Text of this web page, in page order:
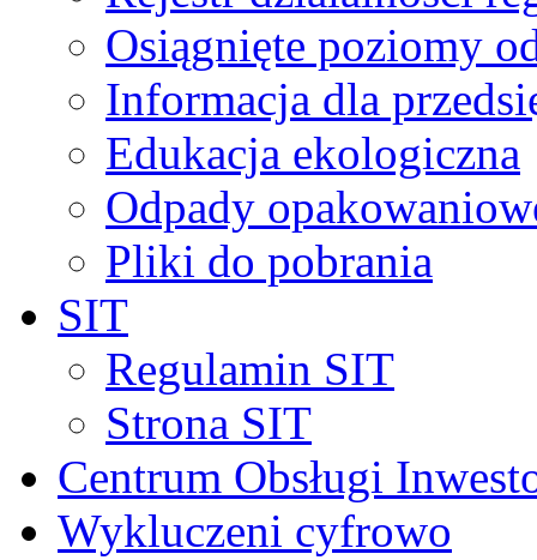
Osiągnięte poziomy
Informacja dla
Edukacja ekologiczna
Odpady
Pliki do pobrania
SIT
Regulamin SIT
Strona SIT
Centrum Obsługi
Wykluczeni cyfrowo